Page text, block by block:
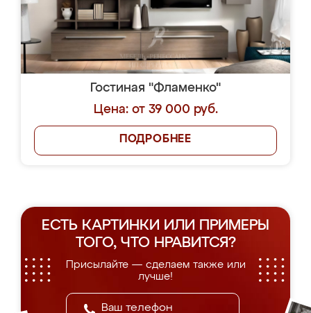
Гостиная "Фламенко"
Цена: от 39 000 руб.
ПОДРОБНЕЕ
ЕСТЬ КАРТИНКИ ИЛИ ПРИМЕРЫ
ТОГО, ЧТО НРАВИТСЯ?
Присылайте — сделаем также или
лучше!